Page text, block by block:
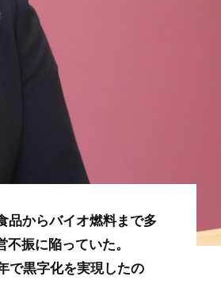
品からバイオ燃料まで多
振に陥っていた。
で黒字化を実現したの